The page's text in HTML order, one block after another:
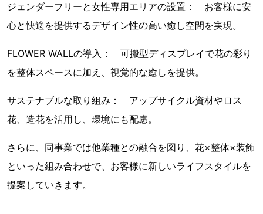
ジェンダーフリーと女性専用エリアの設置： お客様に安
心と快適を提供するデザイン性の高い癒し空間を実現。
FLOWER WALLの導入： 可搬型ディスプレイで花の彩り
を整体スペースに加え、視覚的な癒しを提供。
サステナブルな取り組み： アップサイクル資材やロス
花、造花を活用し、環境にも配慮。
さらに、同事業では他業種との融合を図り、花×整体×装飾
といった組み合わせで、お客様に新しいライフスタイルを
提案していきます。